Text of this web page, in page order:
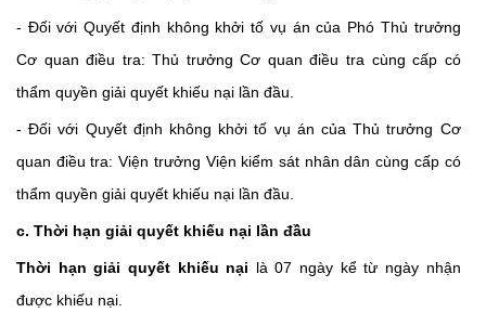
- Đối với Quyết định không khởi tố vụ án của Phó Thủ trưởng
Cơ quan điều tra: Thủ trưởng Cơ quan điều tra cùng cấp có
thẩm quyền giải quyết khiếu nại lần đầu.
- Đối với Quyết định không khởi tố vụ án của Thủ trưởng Cơ
quan điều tra: Viện trưởng Viện kiểm sát nhân dân cùng cấp có
thẩm quyền giải quyết khiếu nại lần đầu.
c. Thời hạn giải quyết khiếu nại lần đầu
Thời hạn giải quyết khiếu nại là 07 ngày kể từ ngày nhận
được khiếu nại.